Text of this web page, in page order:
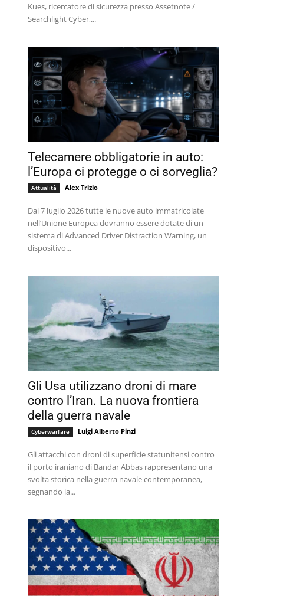
Kues, ricercatore di sicurezza presso Assetnote /
Searchlight Cyber,...
Telecamere obbligatorie in auto:
l’Europa ci protegge o ci sorveglia?
Attualità Alex Trizio
Dal 7 luglio 2026 tutte le nuove auto immatricolate
nell’Unione Europea dovranno essere dotate di un
sistema di Advanced Driver Distraction Warning, un
dispositivo...
Gli Usa utilizzano droni di mare
contro l’Iran. La nuova frontiera
della guerra navale
Cyberwarfare Luigi Alberto Pinzi
Gli attacchi con droni di superficie statunitensi contro
il porto iraniano di Bandar Abbas rappresentano una
svolta storica nella guerra navale contemporanea,
segnando la...